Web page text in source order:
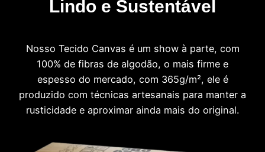
Lindo e Sustentável
Nosso Tecido Canvas é um show à parte, com
100% de fibras de algodão, o mais firme e
espesso do mercado, com 365g/m², ele é
produzido com técnicas artesanais para manter a
rusticidade e aproximar ainda mais do original.